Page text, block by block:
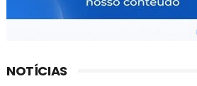
NOTÍCIAS